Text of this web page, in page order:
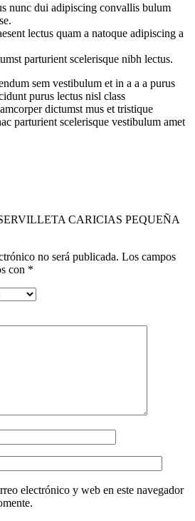
nunc dui adipiscing convallis bulum
lectus quam a natoque adipiscing a
parturient scelerisque nibh lectus.
sem vestibulum et in a a a purus
purus lectus nisl class
dictumst mus et tristique
parturient scelerisque vestibulum amet
CARICIAS PEQUEÑA
no será publicada. Los campos
con *
electrónico y web en este navegador